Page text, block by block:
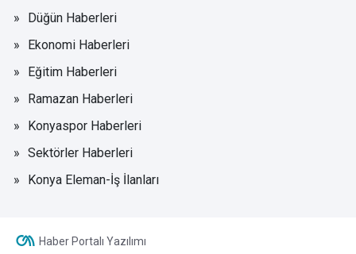
Düğün Haberleri
Ekonomi Haberleri
Eğitim Haberleri
Ramazan Haberleri
Konyaspor Haberleri
Sektörler Haberleri
Konya Eleman-İş İlanları
Haber Portalı Yazılımı